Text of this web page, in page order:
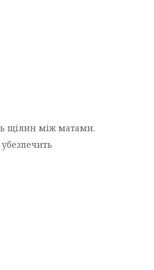
щілин між матами.